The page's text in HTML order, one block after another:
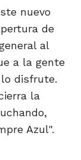
nuevo
de
al
a la gente
disfrute.
la
Azul".